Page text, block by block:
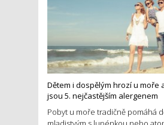
Dětem i dospělým hrozí u moře
jsou 5. nejčastějším alergenem
Pobyt u moře tradičně pomáhá